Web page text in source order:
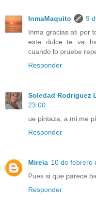
InmaMaquito
9
Inma gracias ati por
este dulce te va
cuando lo pruebe
Responder
Soledad Rodriguez
23:00
ue pintaza, a mi me
Responder
Mireia 10 de febrero
Pues si que parece
Responder